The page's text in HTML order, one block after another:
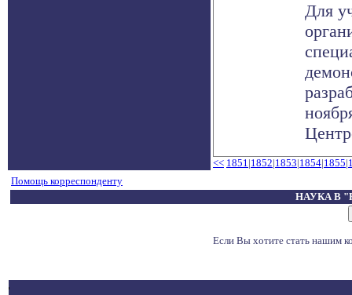
Для
<< 1851|1852|1853|1854|1855|
Помощь корреспонденту
НАУКА В
Если Вы хотите стать нашим